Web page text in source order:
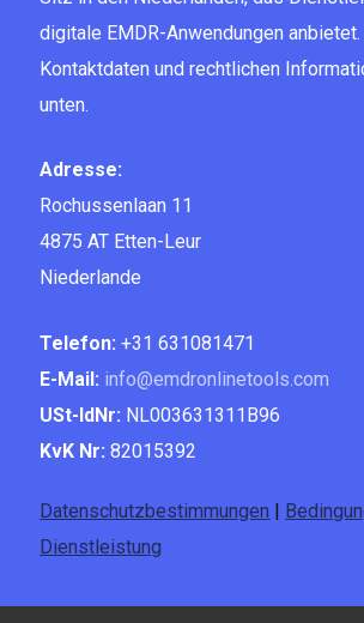
digitale EMDR-Anwendungen
Kontaktdaten und rechtlichen
unten.
Adresse:
Rochussenlaan 11
4875 AT Etten-Leur
Niederlande
Telefon: +31 631081471
E-Mail: info@emdronlinetools.com
USt-IdNr: NL003631311B96
KvK Nr: 82015392
Datenschutzbestimmungen |
Dienstleistung